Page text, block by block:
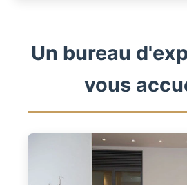
Un bureau
vous